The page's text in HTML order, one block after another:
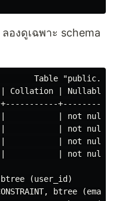
องดูเฉพาะ schema
Table
| Collation
| not null |
|           | not
|           | not
|           | not
(user_id)
btree